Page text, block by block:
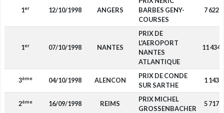
1er 12/10/1998 ANGERS
BARBES GENY-
COURSES
7 622
1er 07/10/1998 NANTES
PRIX DE
L'AEROPORT
NANTES
ATLANTIQUE
11 434
3ème 04/10/1998 ALENCON
PRIX DE CONDE
SUR SARTHE
1 143
2ème 16/09/1998 REIMS
PRIX MICHEL
GROSSENBACHER
5 717